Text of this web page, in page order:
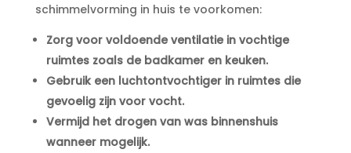
schimmelvorming in huis te voorkomen:
Zorg voor voldoende ventilatie in vochtige
ruimtes zoals de badkamer en keuken.​
Gebruik een luchtontvochtiger in ruimtes die
gevoelig zijn voor vocht.​
Vermijd het drogen van was binnenshuis
wanneer mogelijk.​